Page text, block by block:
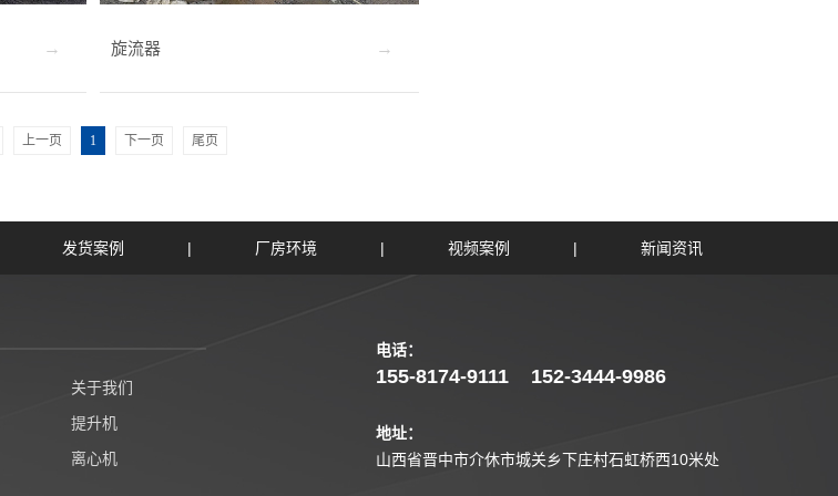
旋流器
上一页 1 下一页 尾页
发货案例 | 厂房环境 | 视频案例 | 新闻资讯
关于我们
提升机
离心机
电话：
155-8174-9111 152-3444-9986
地址：
山西省晋中市介休市城关乡下庄村石虹桥西10米处